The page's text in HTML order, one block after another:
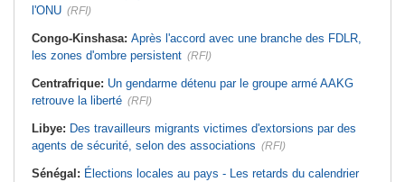
l'ONU (RFI)
Congo-Kinshasa: Après l'accord avec une branche des FDLR,
les zones d'ombre persistent (RFI)
Centrafrique: Un gendarme détenu par le groupe armé AAKG
retrouve la liberté (RFI)
Libye: Des travailleurs migrants victimes d'extorsions par des
agents de sécurité, selon des associations (RFI)
Sénégal: Élections locales au pays - Les retards du calendrier